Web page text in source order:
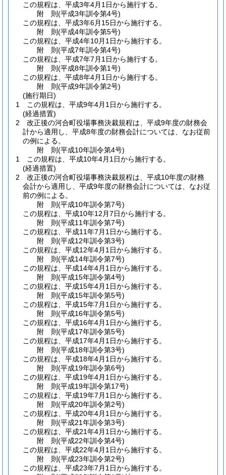
この規程は、平成3年4月1日から施行する。
附 則(平成3年訓令第4号)
この規程は、平成3年6月15日から施行する。
附 則(平成4年訓令第5号)
この規程は、平成4年10月1日から施行する。
附 則(平成7年訓令第4号)
この規程は、平成7年7月1日から施行する。
附 則(平成8年訓令第1号)
この規程は、平成8年4月1日から施行する。
附 則(平成9年訓令第2号)
(施行期日)
1
この規程は、平成9年4月1日から施行する。
(経過措置)
2
改正後の河合町役場事務決裁規程は、平成9年度の財務会
計から適用し、平成8年度の財務会計については、なお従前
の例による。
附 則(平成10年訓令第4号)
1
この規程は、平成10年4月1日から施行する。
(経過措置)
2
改正後の河合町役場事務決裁規程は、平成10年度の財務
会計から適用し、平成9年度の財務会計については、なお従
前の例による。
附 則(平成10年訓令第7号)
この規程は、平成10年12月7日から施行する。
附 則(平成11年訓令第7号)
この規程は、平成11年7月1日から施行する。
附 則(平成12年訓令第3号)
この規程は、平成12年4月1日から施行する。
附 則(平成14年訓令第7号)
この規程は、平成14年4月1日から施行する。
附 則(平成15年訓令第4号)
この規程は、平成15年4月1日から施行する。
附 則(平成15年訓令第5号)
この規程は、平成15年7月1日から施行する。
附 則(平成16年訓令第5号)
この規程は、平成16年4月1日から施行する。
附 則(平成17年訓令第5号)
この規程は、平成17年4月1日から施行する。
附 則(平成18年訓令第3号)
この規程は、平成18年4月1日から施行する。
附 則(平成19年訓令第6号)
この規程は、平成19年4月1日から施行する。
附 則(平成19年訓令第17号)
この規程は、平成19年7月1日から施行する。
附 則(平成20年訓令第2号)
この規程は、平成20年4月1日から施行する。
附 則(平成21年訓令第3号)
この規程は、平成21年4月1日から施行する。
附 則(平成22年訓令第4号)
この規程は、平成22年4月1日から施行する。
附 則(平成23年訓令第2号)
この規程は、平成23年7月1日から施行する。